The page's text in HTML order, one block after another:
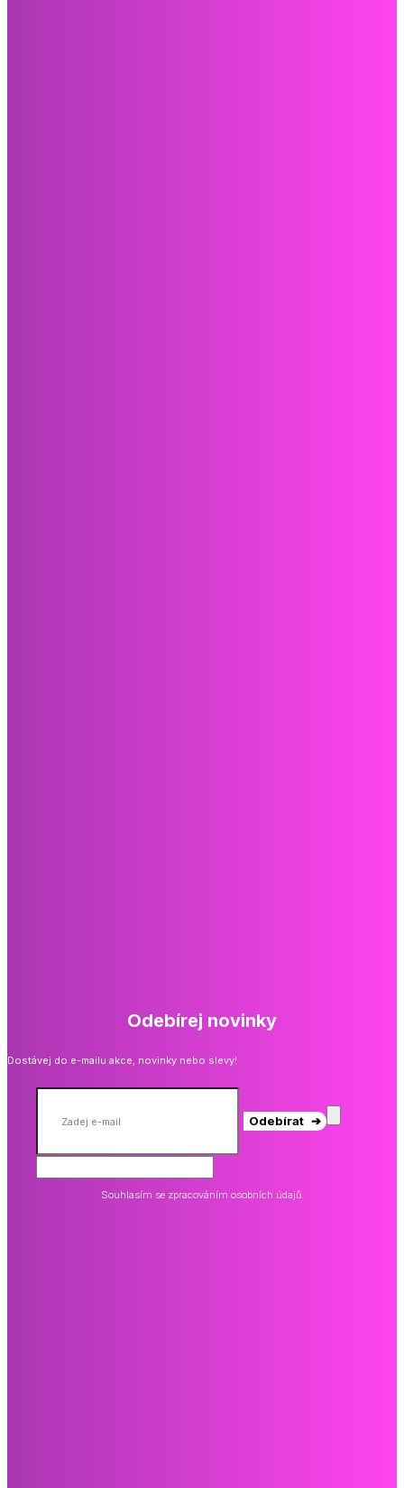
Odebírej novinky
Dostávej do e-mailu akce, novinky nebo slevy!
Odebírat ➔
Souhlasím se zpracováním osobních údajů.